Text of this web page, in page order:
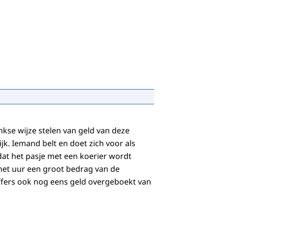
wijze stelen van geld van deze
Iemand belt en doet zich voor als
het pasje met een koerier wordt
uur een groot bedrag van de
ook nog eens geld overgeboekt van